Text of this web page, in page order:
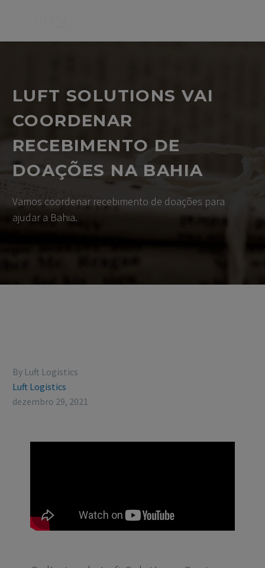
LUFT SOLUTIONS VAI
COORDENAR
RECEBIMENTO DE
DOAÇÕES NA BAHIA
Vamos coordenar recebimento de doações para
ajudar a Bahia.
By Luft Logistics
Luft Logistics
dezembro 29, 2021